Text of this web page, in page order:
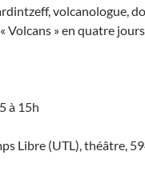
volcanologue,
Volcans » en quatre
à 15h
Libre (UTL), théâtre,